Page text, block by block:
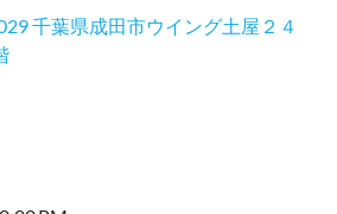
千葉県成田市ウイング土屋２４